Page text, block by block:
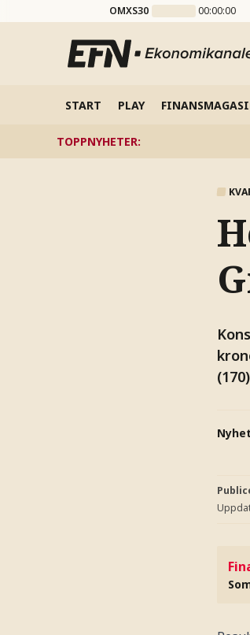
OMXS30 00:00:00
START PLAY
TOPPNYHETER: